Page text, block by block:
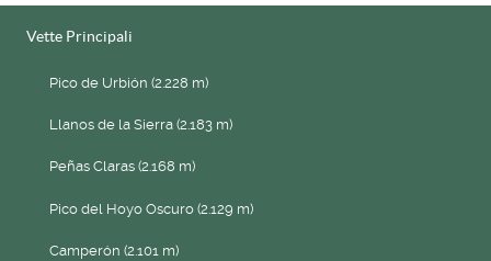
Vette Principali
Pico de Urbión (2.228 m)
Llanos de la Sierra (2.183 m)
Peñas Claras (2.168 m)
Pico del Hoyo Oscuro (2.129 m)
Camperón (2.101 m)